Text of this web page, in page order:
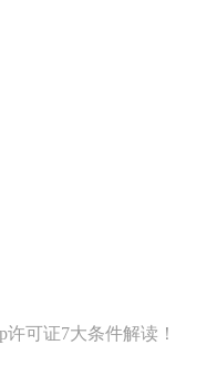
可证7大条件解读！